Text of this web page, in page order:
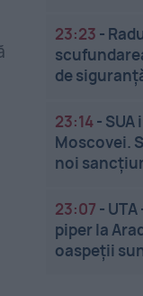
23:23 -
de
23:14-
Moscovei.
noi
23:07 -
piper la
oaspeții